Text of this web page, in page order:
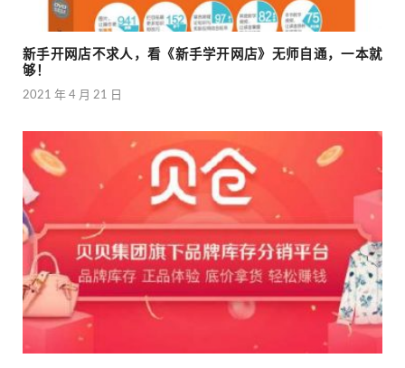
新手开网店不求人，看《新手学开网店》无师自通，一本就
够！
2021 年 4 月 21 日